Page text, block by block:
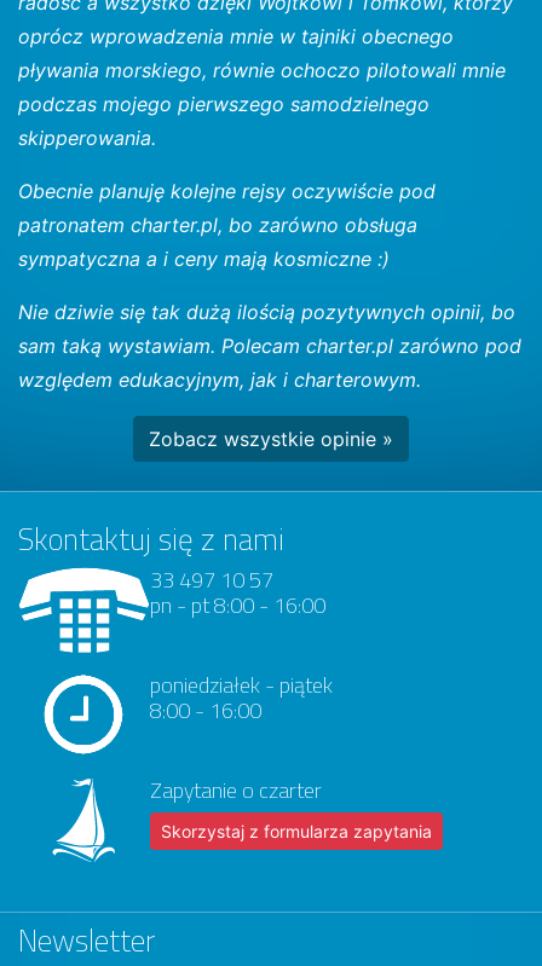
oprócz wprowadzenia mnie w tajniki obecnego
pływania morskiego, równie ochoczo pilotowali mnie
podczas mojego pierwszego samodzielnego
skipperowania.
Obecnie planuję kolejne rejsy oczywiście pod
patronatem charter.pl, bo zarówno obsługa
sympatyczna a i ceny mają kosmiczne :)
Nie dziwie się tak dużą ilością pozytywnych opinii, bo
sam taką wystawiam. Polecam charter.pl zarówno pod
względem edukacyjnym, jak i charterowym.
Zobacz wszystkie opinie »
Skontaktuj się z nami
33 497 10 57
pn - pt 8:00 - 16:00
poniedziałek - piątek
8:00 - 16:00
Zapytanie o czarter
Skorzystaj z formularza zapytania
Newsletter